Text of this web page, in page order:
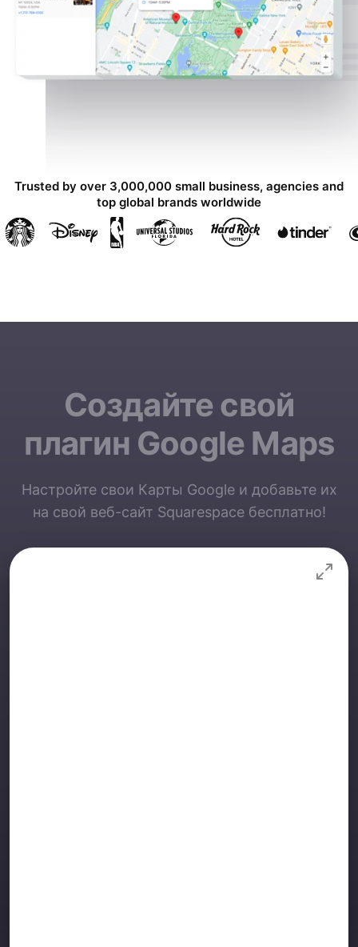
Trusted by over 3,000,000 small business, agencies and
top global brands worldwide
Создайте свой
плагин Google Maps
Настройте свои Карты Google и добавьте их
на свой веб-сайт Squarespace бесплатно!